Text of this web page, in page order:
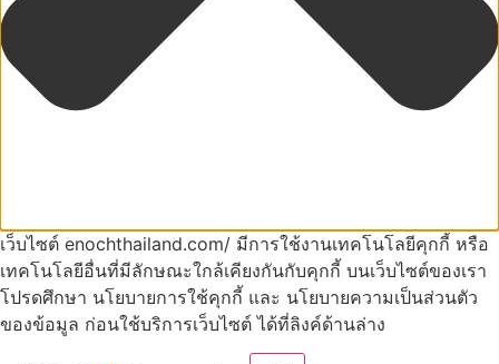
เว็บไซต์ enochthailand.com/ มีการใช้งานเทคโนโลยีคุกกี้ หรือ
เทคโนโลยีอื่นที่มีลักษณะใกล้เคียงกันกับคุกกี้ บนเว็บไซต์ของเรา
โปรดศึกษา นโยบายการใช้คุกกี้ และ นโยบายความเป็นส่วนตัว
ของข้อมูล ก่อนใช้บริการเว็บไซต์ ได้ที่ลิงค์ด้านล่าง